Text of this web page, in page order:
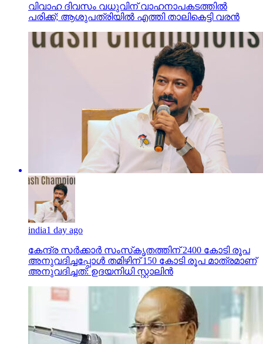
വിവാഹ ദിവസം വധുവിന് വാഹനാപകടത്തില്‍
പരിക്ക്; ആശുപത്രിയില്‍ എത്തി താലികെട്ടി വരന്‍
india1 day ago
കേന്ദ്ര സര്‍ക്കാര്‍ സംസ്‌കൃതത്തിന് 2400 കോടി രൂപ
അനുവദിച്ചപ്പോള്‍ തമിഴിന് 150 കോടി രൂപ മാത്രമാണ്
അനുവദിച്ചത്: ഉദയനിധി സ്റ്റാലിന്‍